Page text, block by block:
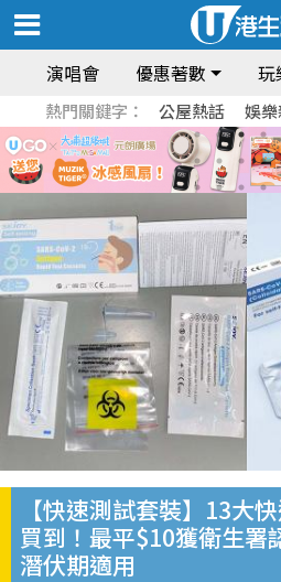
演唱會 優惠著數 玩
熱門關鍵字： 公屋熱話 娛
【快速測試套裝】13大
買到！最平$10獲衛生
潛伏期適用